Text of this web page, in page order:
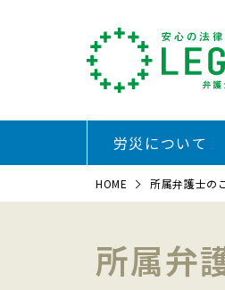
労災について
HOME 所属弁護士の
所属弁